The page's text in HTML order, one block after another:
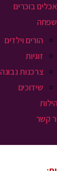
בוכרים
הורים וילדים
זוגיות
צרכנות נבונה
שידוכים
קשר